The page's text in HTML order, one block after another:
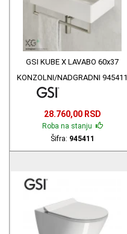
GSI KUBE X LAVABO 60x37
KONZOLNI/NADGRADNI 945411
28.760,00 RSD
Roba na stanju
Šifra: 945411